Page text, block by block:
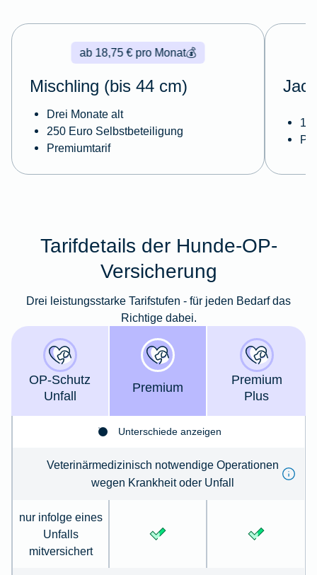
💰
ab 18,75 € pro Monat
Mischling (bis 44 cm)
Drei Monate alt
250 Euro Selbstbeteiligung
Premiumtarif
14
Tarifdetails der Hunde-OP-
Versicherung
Drei leistungsstarke Tarifstufen - für jeden Bedarf das
Richtige dabei.
OP-Schutz
Unfall
Premium
Premium
Plus
Unterschiede anzeigen
Veterinärmedizinisch notwendige Operationen
wegen Krankheit oder Unfall
nur infolge eines
Unfalls
mitversichert